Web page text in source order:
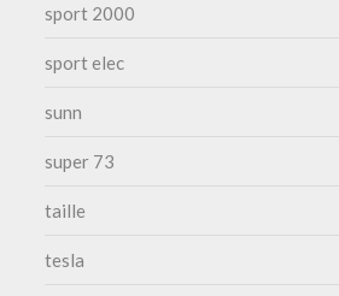
sport 2000
sport elec
sunn
super 73
taille
tesla